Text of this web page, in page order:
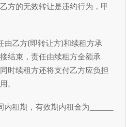
方的无效转让是违约行为，甲
由乙方(即转让方)和续租方承
结束，责任由续租方全额承
时续租方还将支付乙方应负担
。
租期，有效期内租金为_______